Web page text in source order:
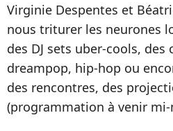
Virginie Despentes et
nous triturer les neurones
des DJ sets uber-cools, des
dreampop, hip-hop ou
des rencontres, des
(programmation à venir mi-